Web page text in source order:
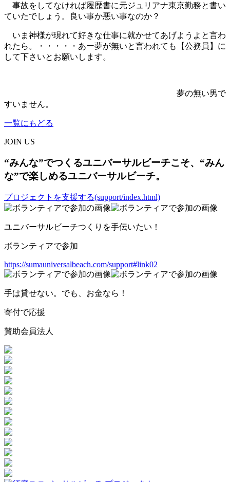
事故をしてなければ履歴書に元ジュリアナ東京勤務と書い
ていたでしょう。良い事か悪い事なのか？
いま神様が現れて好きな仕事に就かせてあげようよと言わ
れたら。・・・・・あー夢が無いと言われても【公務員】に
して下さいとお願いします。
夢の無い男で
すいません。
一覧にもどる
JOIN US
“みんな”でつくるユニバーサルビーチこそ、“みん
な”で楽しめるユニバーサルビーチ。
プロジェクトを支援する(support/index.html)
ユニバーサルビーチつくりを手伝いたい！
ボランティアで参加
https://sumauniversalbeach.com/support#link02
手は貸せない。でも、お金なら！
寄付で応援
賛助会員法人